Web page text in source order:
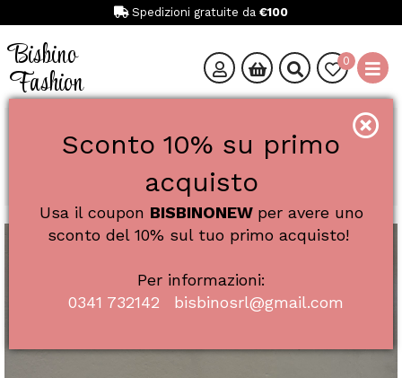
Spedizioni gratuite da €100
Sconto 10% su primo
acquisto
Usa il coupon BISBINONEW per avere uno
sconto del 10% sul tuo primo acquisto!
Per informazioni:
0341 732142
bisbinosrl@gmail.com
0
Bisbino
Fashion
SAUCONY ART. S1044 JAZZ O W SNEAKER DONNA
SAUCONY ART. S1044 JAZZ O W
SNEAKER DONNA